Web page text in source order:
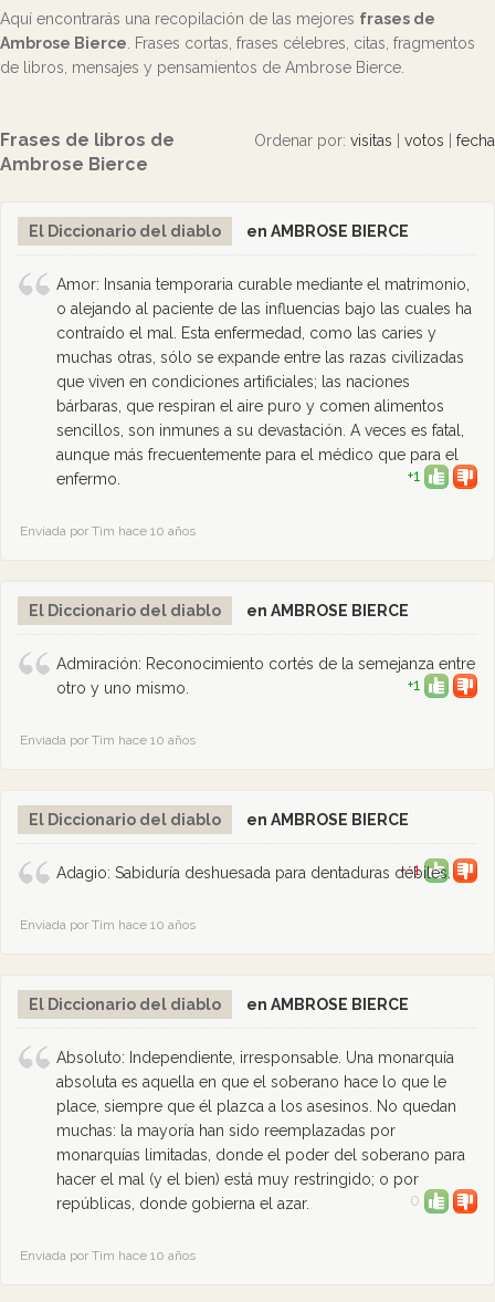
Aquí encontrarás una recopilación de las mejores frases de
Ambrose Bierce . Frases cortas, frases célebres, citas, fragmentos
de libros, mensajes y pensamientos de Ambrose Bierce.
Ordenar por: visitas votos fecha
Frases de libros de
Ambrose Bierce
El Diccionario del diablo en AMBROSE BIERCE
Amor: Insania temporaria curable mediante el matrimonio,
o alejando al paciente de las influencias bajo las cuales ha
contraído el mal. Esta enfermedad, como las caries y
muchas otras, sólo se expande entre las razas civilizadas
que viven en condiciones artificiales; las naciones
bárbaras, que respiran el aire puro y comen alimentos
sencillos, son inmunes a su devastación. A veces es fatal,
aunque más frecuentemente para el médico que para el
enfermo.
+1
Enviada por Tim hace 10 años
El Diccionario del diablo en AMBROSE BIERCE
Admiración: Reconocimiento cortés de la semejanza entre
otro y uno mismo.
+1
Enviada por Tim hace 10 años
El Diccionario del diablo en AMBROSE BIERCE
Adagio: Sabiduría deshuesada para dentaduras débiles.
--1
Enviada por Tim hace 10 años
El Diccionario del diablo en AMBROSE BIERCE
Absoluto: Independiente, irresponsable. Una monarquía
absoluta es aquella en que el soberano hace lo que le
place, siempre que él plazca a los asesinos. No quedan
muchas: la mayoría han sido reemplazadas por
monarquías limitadas, donde el poder del soberano para
hacer el mal (y el bien) está muy restringido; o por
repúblicas, donde gobierna el azar.
0
Enviada por Tim hace 10 años